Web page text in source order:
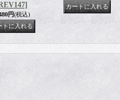
円(税込)